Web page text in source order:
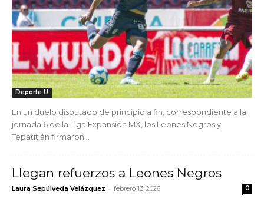
Deporte U
En un duelo disputado de principio a fin, correspondiente a la
jornada 6 de la Liga Expansión MX, los Leones Negros y
Tepatitlán firmaron...
Llegan refuerzos a Leones Negros
Laura Sepúlveda Velázquez - febrero 13, 2026 0